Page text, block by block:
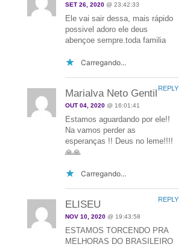
SET 26, 2020 @ 23:42:33
Ele vai sair dessa, mais rápido
possivel adoro ele deus
abençoe sempre.toda familia
Carregando...
Marialva Neto Gentil
OUT 04, 2020 @ 16:01:41
Estamos aguardando por ele!!
Na vamos perder as
esperanças !! Deus no leme!!!!
🙏🙏
Carregando...
REPLY
ELISEU
NOV 10, 2020 @ 19:43:58
ESTAMOS TORCENDO PRA
MELHORAS DO BRASILEIRO
REPLY